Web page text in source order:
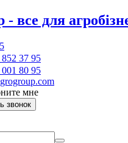
все для
37 95
80 95
мне
звонок